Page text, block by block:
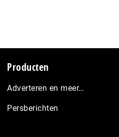
Producten
Adverteren en meer…
Persberichten